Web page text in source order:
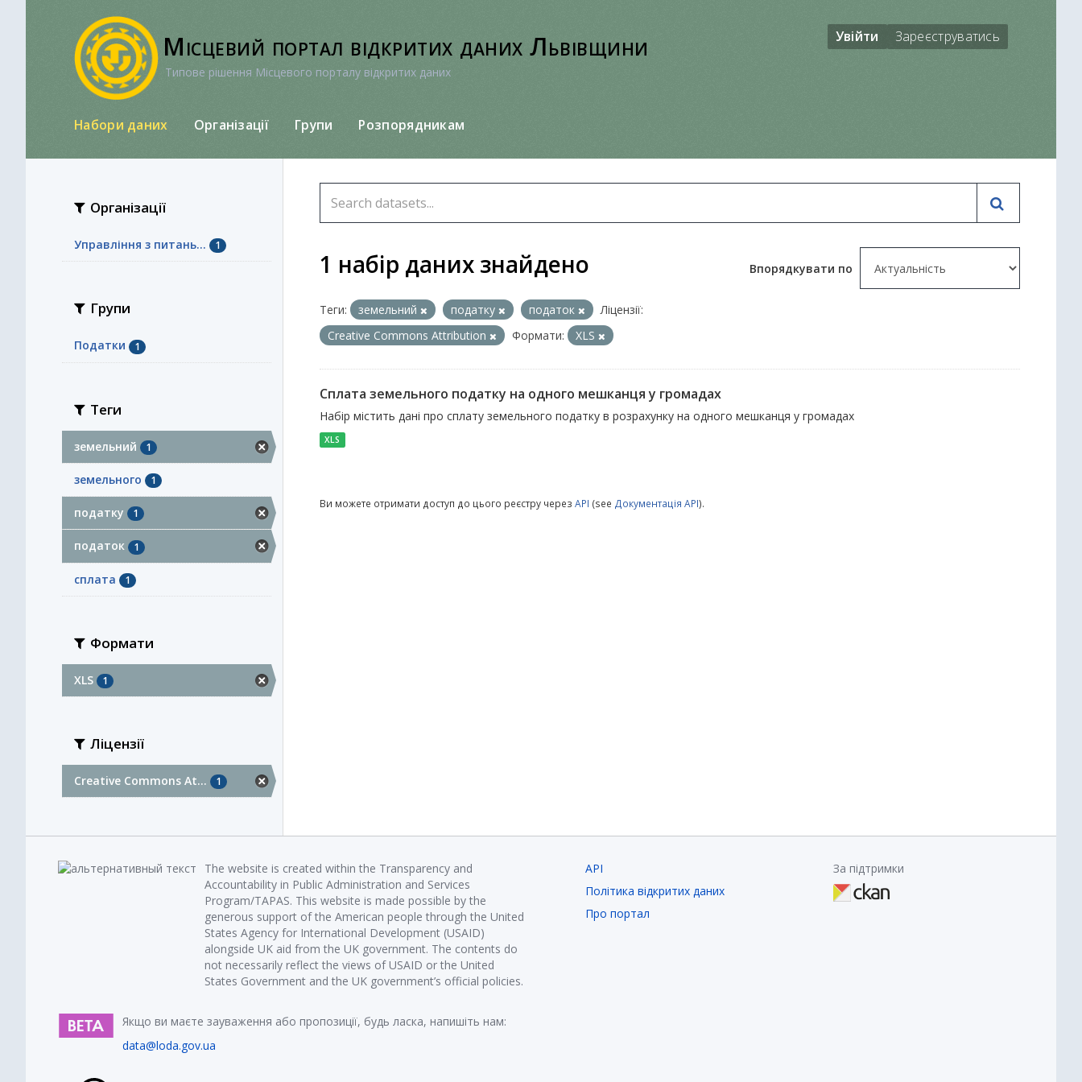
Місцевий портал відкритих даних Львівщини
Типове рішення Місцевого порталу відкритих даних
Увійти Зареєструватись
Набори даних Організації Групи Розпорядникам
Організації
Управління з питань... 1
Групи
Податки 1
Теги
земельний 1
земельного 1
податку 1
податок 1
сплата 1
Формати
XLS 1
Ліцензії
Creative Commons At... 1
Впорядкувати по
1 набір даних знайдено
Теги: земельний податку податок
Ліцензії:
Creative Commons Attribution
Формати: XLS
Сплата земельного податку на одного мешканця у громадах
Набір містить дані про сплату земельного податку в розрахунку на одного мешканця у громадах
XLS
Ви можете отримати доступ до цього реєстру через API (see Документація API).
The website is created within the Transparency and
Accountability in Public Administration and Services
Program/TAPAS. This website is made possible by the
generous support of the American people through the United
States Agency for International Development (USAID)
alongside UK aid from the UK government. The contents do
not necessarily reflect the views of USAID or the United
States Government and the UK government’s official policies.
Якщо ви маєте зауваження або пропозиції, будь ласка, напишіть нам:
data@loda.gov.ua
API
Політика відкритих даних
Про портал
За підтримки